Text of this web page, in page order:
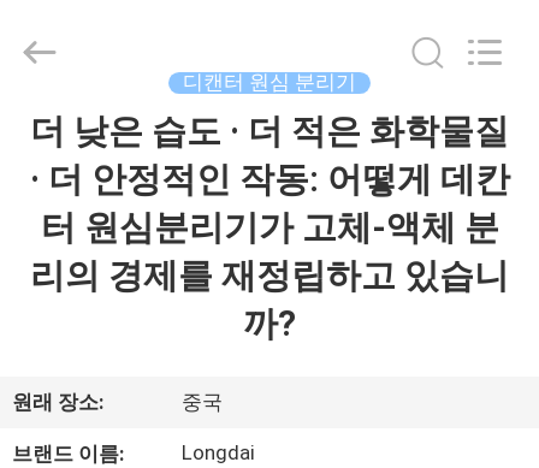
집
품
디
오
Environmental
Protection
Reserved.
디캔터 원심 분리기
더 낮은 습도 · 더 적은 화학물질
· 더 안정적인 작동: 어떻게 데칸
터 원심분리기가 고체-액체 분
리의 경제를 재정립하고 있습니
까?
원래 장소: 중국
브랜드 이름: Longdai